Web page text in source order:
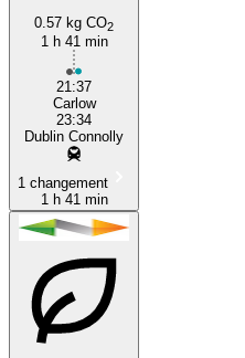
0.57 kg CO2
1 h 41 min
21:37
Carlow
23:34
Dublin Connolly
1 changement
1 h 41 min